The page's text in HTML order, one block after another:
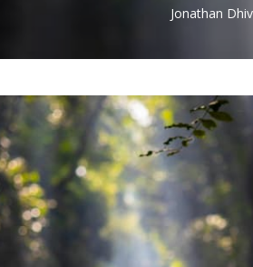
Jonathan